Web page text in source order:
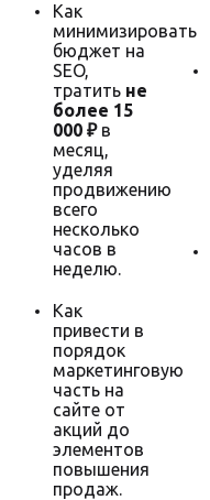
Как
минимизировать
бюджет на
SEO,
тратить не
более 15
000 ₽в
месяц,
уделяя
продвижению
всего
несколько
часов в
неделю.
Как
привести в
порядок
маркетинговую
часть на
сайте от
акций до
элементов
повышения
продаж.